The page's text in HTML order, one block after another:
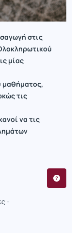
στις
μίας
μαθήματος,
τις
να τις
-